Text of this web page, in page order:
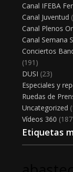
Canal IFEBA
Canal Juventud
Canal Plenos
Canal Semana
Conciertos
(191)
DUSI (23)
Especiales y
Ruedas de
Uncategorized
Vídeos 360
Etiquetas